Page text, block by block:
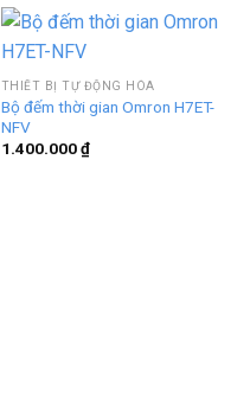
THIẾT BỊ TỰ ĐỘNG HÓA
Bộ đếm thời gian Omron H7ET-
NFV
1.400.000₫